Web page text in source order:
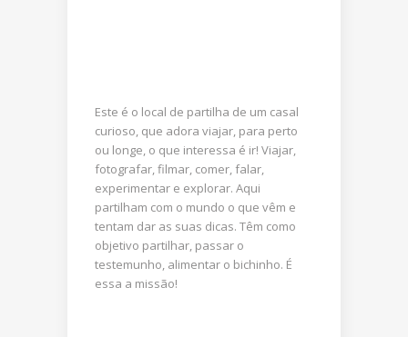
Este é o local de partilha de um casal
curioso, que adora viajar, para perto
ou longe, o que interessa é ir! Viajar,
fotografar, filmar, comer, falar,
experimentar e explorar. Aqui
partilham com o mundo o que vêm e
tentam dar as suas dicas. Têm como
objetivo partilhar, passar o
testemunho, alimentar o bichinho. É
essa a missão!